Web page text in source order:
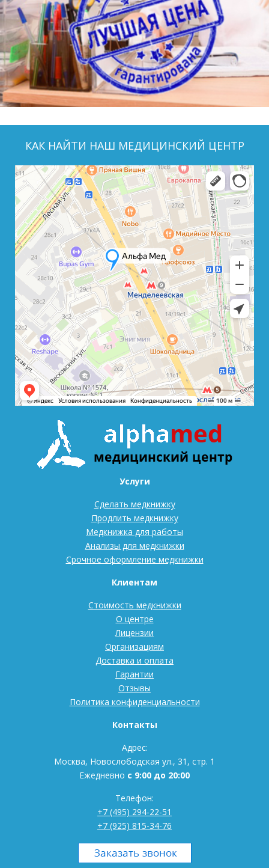
КАК НАЙТИ НАШ МЕДИЦИНСКИЙ ЦЕНТР
Услуги
Сделать медкнижку
Продлить медкнижку
Медкнижка для работы
Анализы для медкнижки
Срочное оформление медкнижки
Клиентам
Стоимость медкнижки
О центре
Лицензии
Организациям
Доставка и оплата
Гарантии
Отзывы
Политика конфиденциальности
Контакты
Адрес:
Москва, Новослободская ул., 31, стр. 1
Ежедневно с 9:00 до 20:00
Телефон:
+7 (495) 294-22-51
+7 (925) 815-34-76